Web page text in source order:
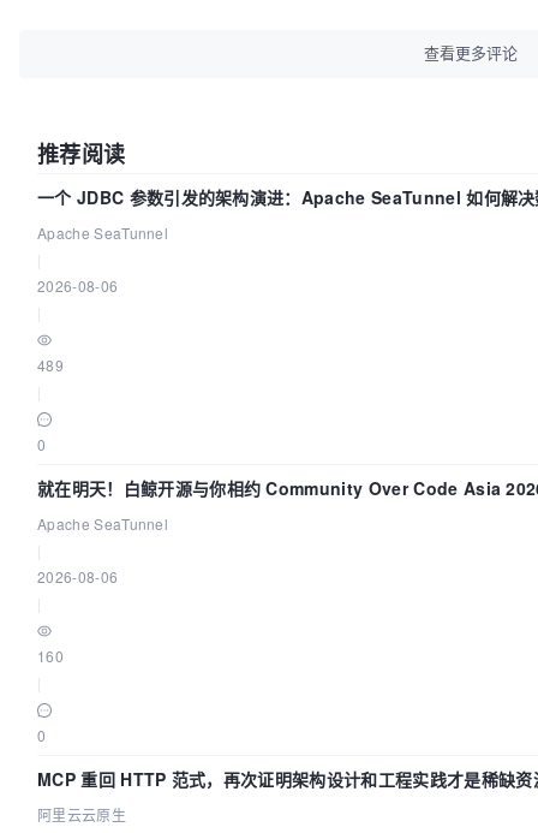
查看更多评论
推荐阅读
一个 JDBC 参数引发的架构演进：Apache SeaTunnel 如何解
Apache SeaTunnel
2026-08-06
489
0
就在明天！白鲸开源与你相约 Community Over Code Asia
Apache SeaTunnel
2026-08-06
160
0
MCP 重回 HTTP 范式，再次证明架构设计和工程实践才是稀缺资
阿里云云原生